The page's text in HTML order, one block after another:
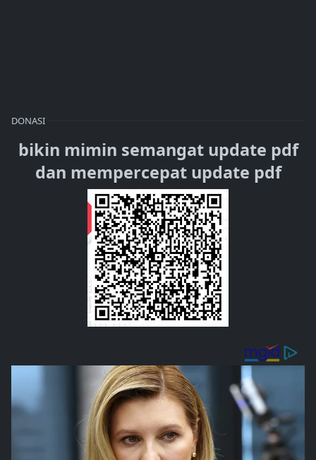
DONASI
bikin mimin semangat update pdf
dan mempercepat update pdf